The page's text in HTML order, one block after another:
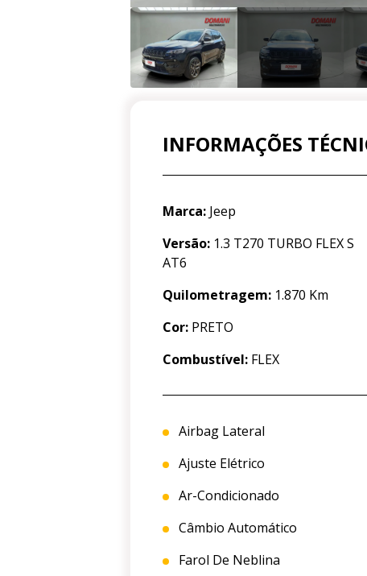
INFORMAÇÕES
Marca: Jeep
Versão: 1.3 T270 TURBO FLEX S
AT6
Quilometragem: 1.870 Km
Cor: PRETO
Combustível: FLEX
Airbag Lateral
Ajuste Elétrico
Ar-Condicionado
Câmbio Automático
Farol De Neblina